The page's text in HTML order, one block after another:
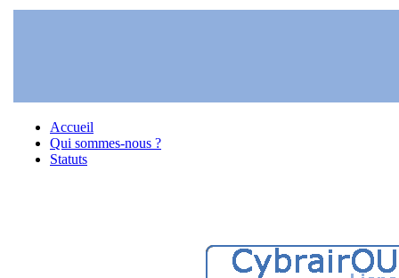
Accueil
Qui sommes-nous ?
Statuts